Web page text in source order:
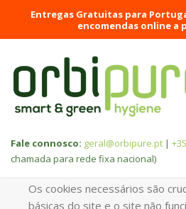
DEFINA AS SUAS
COOKIES PARA ESTE
Este website utiliza cookies
e funcionais, para lhe oferecer uma
navegação e acesso a todas as
Cookies necessários
Os cookies necessários são
básicas do site e o site não
Entregas Gratuitas para
encomendas online a
Fale connosco: geral@orbipure.pt |
chamada para rede fixa nacional)